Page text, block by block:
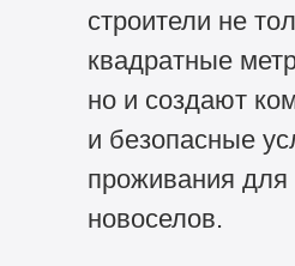
строители не
квадратные
но и создают
и безопасные
проживания
новоселов.